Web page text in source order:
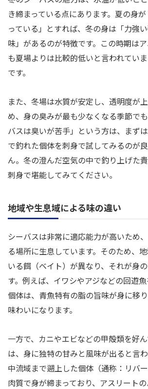
き締まっている点にあります。夏の身
っている」とすれば、冬の身は「力強
味」があるのが特徴です。この時期は
も夏場よりは比較的低いと言われてい
です。
また、冬場は水質が安定し、透明度が
め、身の臭みが最も少なくなる季節で
バスは臭いが苦手」という方は、まず
で釣れた個体を刺身で試してみるのが
ん。冬の澄んだ空気の中で釣り上げた
刺身で堪能してみてください。
地域や生息域による味の違い
シーバスは非常に適応能力が高いため
る場所に生息しています。そのため、
いる餌（ベイト）が異なり、それが身
す。例えば、イワシやアジなどの回遊
個体は、青魚特有の脂の旨味が身に移
味わいになります。
一方で、カニやエビなどの甲殻類を好
は、身に独特の甘みと風味が出ると言
中流域まで遡上した個体（通称：リバ
肉質で身が締まっており、アスリート